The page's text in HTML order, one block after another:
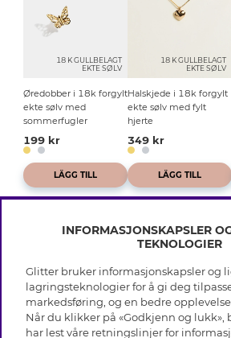
18 K GULLBELAGT
EKTE SØLV
Øredobber i 18k forgylt
ekte sølv med
sommerfugler
199 kr
LÄGG TILL
18 K GULLBELAGT
EKTE SØLV
Halskjede i 18k forgylt
ekte sølv med fylt
hjerte
349 kr
LÄGG TILL
INFO
Vilkår
Personvern
OM GLITTER
INFORMASJONSKAPSLER
TEKNOLOGIER
Glitter bruker informasjonskapsler og
lagringsteknologier for å gi deg
markedsføring, og en bedre
Når du klikker på «Godkjenn og lukk»,
har lest våre retningslinjer for